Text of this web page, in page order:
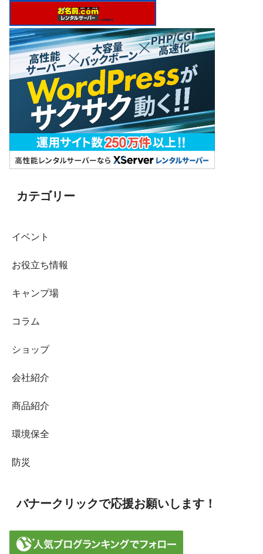
カテゴリー
イベント
お役立ち情報
キャンプ場
コラム
ショップ
会社紹介
商品紹介
環境保全
防災
バナークリックで応援お願いします！